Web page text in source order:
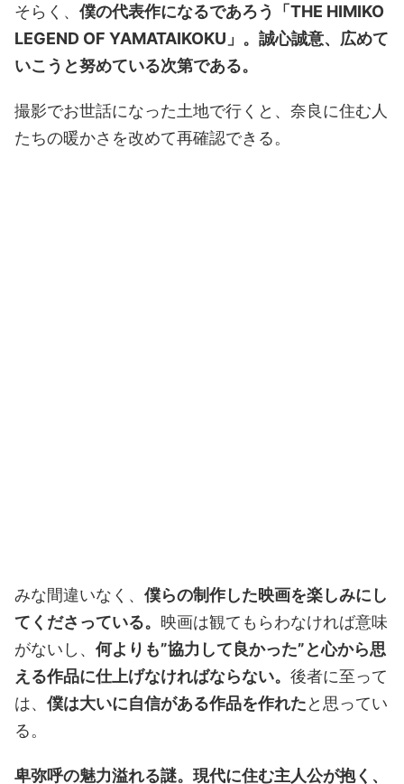
そらく、 僕の代表作になるであろう「THE HIMIKO
LEGEND OF YAMATAIKOKU」。誠心誠意、広めて
いこうと努めている次第である。
撮影でお世話になった土地で行くと、奈良に住む人
たちの暖かさを改めて再確認できる。
みな間違いなく、 僕らの制作した映画を楽しみにし
てくださっている。 映画は観てもらわなければ意味
がないし、 何よりも”協力して良かった”と心から思
える作品に仕上げなければならない。 後者に至って
は、 僕は大いに自信がある作品を作れたと思ってい
る。
卑弥呼の魅力溢れる謎。現代に住む主人公が抱く、